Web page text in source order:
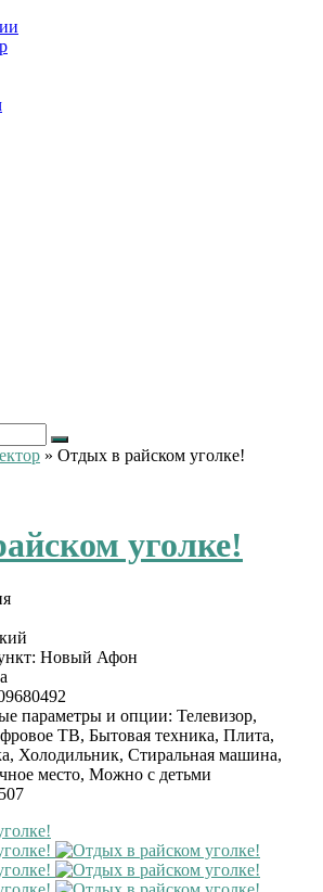
» Отдых в райском уголке!
уголке!
Новый Афон
параметры и опции: Телевизор,
ТВ, Бытовая техника, Плита,
Холодильник, Стиральная машина,
место, Можно с детьми